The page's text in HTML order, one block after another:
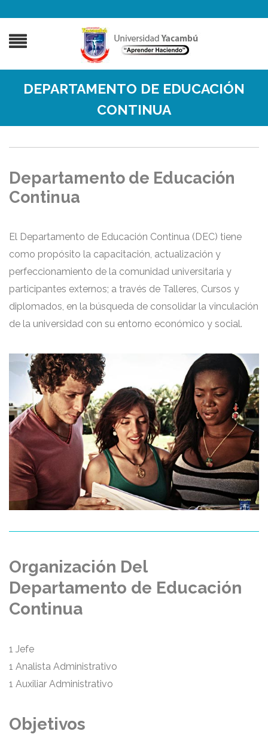
DEPARTAMENTO DE EDUCACIÓN
CONTINUA
Departamento de Educación
Continua
El Departamento de Educación Continua (DEC) tiene
como propósito la capacitación, actualización y
perfeccionamiento de la comunidad universitaria y
participantes externos; a través de Talleres, Cursos y
diplomados, en la búsqueda de consolidar la vinculación
de la universidad con su entorno económico y social.
Organización Del
Departamento de Educación
Continua
1 Jefe
1 Analista Administrativo
1 Auxiliar Administrativo
Objetivos